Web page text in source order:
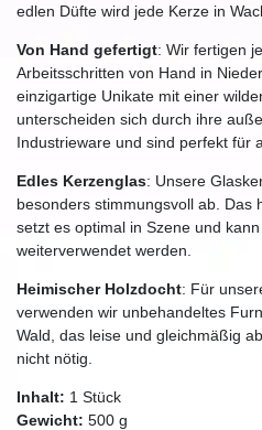
edlen Düfte wird jede Kerze in
Von Hand gefertigt: Wir fertigen
Arbeitsschritten von Hand in
einzigartige Unikate mit einer
unterscheiden sich durch ihre
Industrieware und sind perfekt für
Edles Kerzenglas: Unsere
besonders stimmungsvoll ab. Das
setzt es optimal in Szene und
weiterverwendet werden.
Heimischer Holzdocht: Für
verwenden wir unbehandeltes
Wald, das leise und gleichmäßig
nicht nötig.
Inhalt: 1 Stück
Gewicht: 500 g